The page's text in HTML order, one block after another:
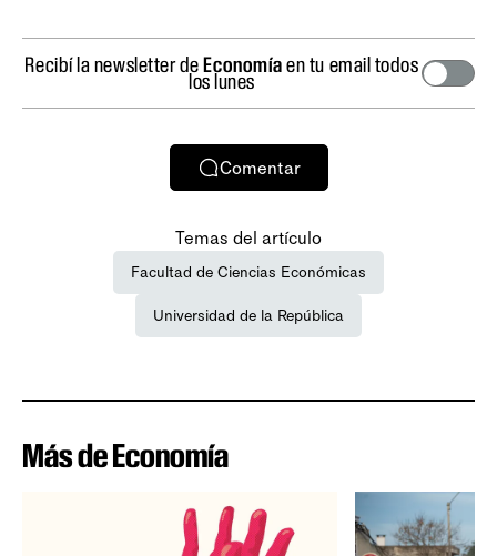
Recibí la newsletter deEconomíaen tu email todos
los lunes
Comentar
Temas del artículo
Facultad de Ciencias Económicas
Universidad de la República
Más de Economía